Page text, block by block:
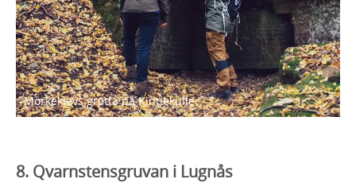
Mörkeklevs grotta på Kinnekulle.
8. Qvarnstensgruvan i Lugnås